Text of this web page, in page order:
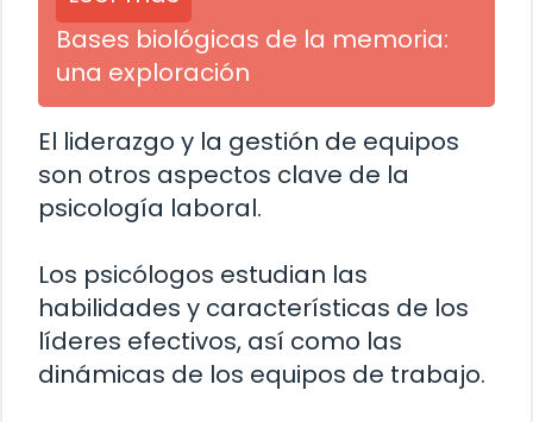
Bases biológicas de la memoria:
una exploración
El liderazgo y la gestión de equipos
son otros aspectos clave de la
psicología laboral.
Los psicólogos estudian las
habilidades y características de los
líderes efectivos, así como las
dinámicas de los equipos de trabajo.